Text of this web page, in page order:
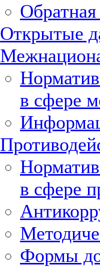
Обратная
Открытые
в сфере
в сфере
Формы